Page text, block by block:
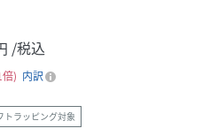
/税込
倍 内訳
トラッピング対象